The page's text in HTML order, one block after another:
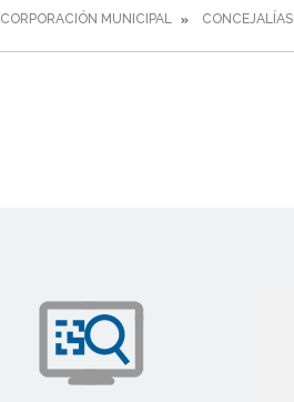
CORPORACIÓN MUNICIPAL CONCEJALÍAS